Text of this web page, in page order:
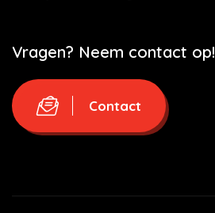
Vragen? Neem contact op!
Contact